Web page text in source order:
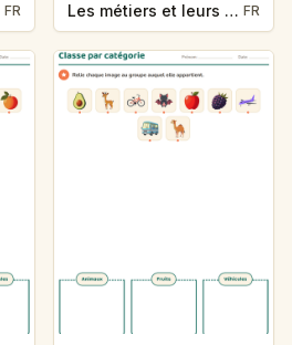
FR Les métiers et leurs outils FR